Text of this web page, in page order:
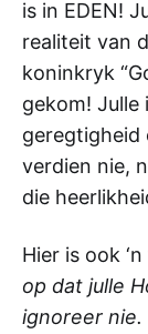
is in EDEN!
realiteit van
koninkryk
gekom! Julle
geregtigheid
verdien nie,
die
Hier is ook
op dat julle
ignoreer nie.